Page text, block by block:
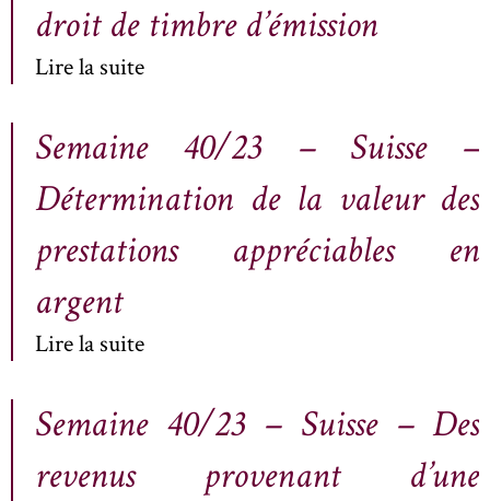
droit de timbre d’émission
Lire la suite
Semaine 40/23 – Suisse –
Détermination de la valeur des
prestations appréciables en
argent
Lire la suite
Semaine 40/23 – Suisse – Des
revenus provenant d’une